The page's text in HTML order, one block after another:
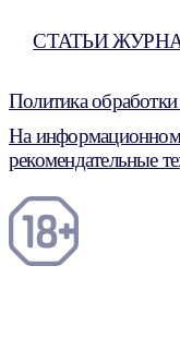
СТАТЬИ
Политика
На информационном
рекомендательные